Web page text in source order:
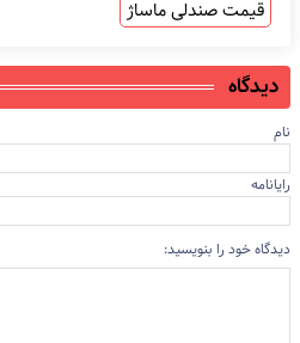
قیمت صندلی ماساژ
دیدگاه
نام
رایانامه
دیدگاه خود را بنویسید: